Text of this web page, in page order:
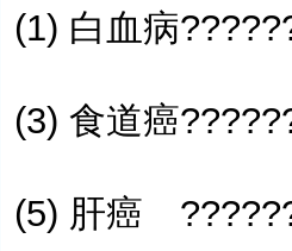
(1) 白血病
(3) 食道癌
(5) 肝癌